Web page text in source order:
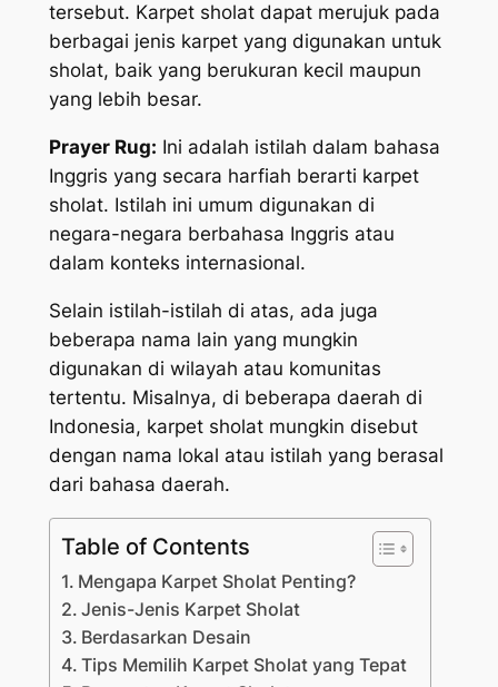
tersebut. Karpet sholat dapat merujuk pada
berbagai jenis karpet yang digunakan untuk
sholat, baik yang berukuran kecil maupun
yang lebih besar.
Prayer Rug: Ini adalah istilah dalam bahasa
Inggris yang secara harfiah berarti karpet
sholat. Istilah ini umum digunakan di
negara-negara berbahasa Inggris atau
dalam konteks internasional.
Selain istilah-istilah di atas, ada juga
beberapa nama lain yang mungkin
digunakan di wilayah atau komunitas
tertentu. Misalnya, di beberapa daerah di
Indonesia, karpet sholat mungkin disebut
dengan nama lokal atau istilah yang berasal
dari bahasa daerah.
Table of Contents
Mengapa Karpet Sholat Penting?
Jenis-Jenis Karpet Sholat
Berdasarkan Desain
Tips Memilih Karpet Sholat yang Tepat